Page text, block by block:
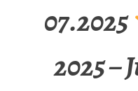
07.2025
2025 –